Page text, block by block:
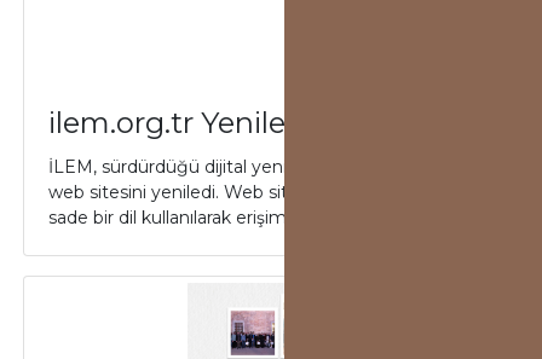
ilem.org.tr Yenilendi!
İLEM, sürdürdüğü dijital yenilik kapsamında kurumsal
web sitesini yeniledi. Web sitesi açılış sayfasında,
sade bir dil kullanılarak erişimin...